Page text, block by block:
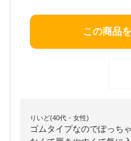
この商品
りいど(40代・女性)
ゴムタイプなのでぽっち